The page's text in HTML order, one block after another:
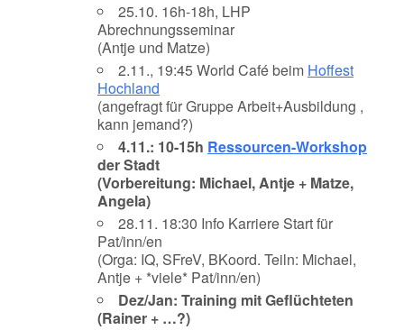
25.10. 16h-18h, LHP
Abrechnungsseminar
(Antje und Matze)
2.11., 19:45 World Café beim Hoffest
Hochland
(angefragt für Gruppe Arbeit+Ausbildung ,
kann jemand?)
4.11.: 10-15h Ressourcen-Workshop
der Stadt
(Vorbereitung: Michael, Antje + Matze,
Angela)
28.11. 18:30 Info Karriere Start für
Pat/inn/en
(Orga: IQ, SFreV, BKoord. Teiln: Michael,
Antje + *viele* Pat/inn/en)
Dez/Jan: Training mit Geflüchteten
(Rainer + …?)